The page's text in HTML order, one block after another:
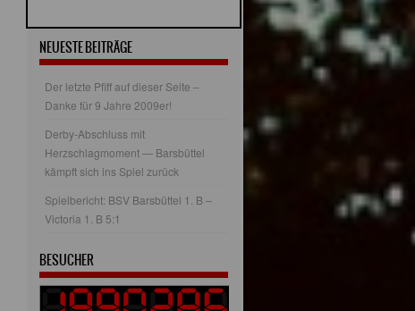
NEUESTE BEITRÄGE
Der letzte Pfiff auf dieser Seite –
Danke für 9 Jahre 2009er!
Derby-Abschluss mit
Herzschlagmoment — Barsbüttel
kämpft sich ins Spiel zurück
Spielbericht: BSV Barsbüttel 1. B –
Victoria 1. B 5:1
BESUCHER